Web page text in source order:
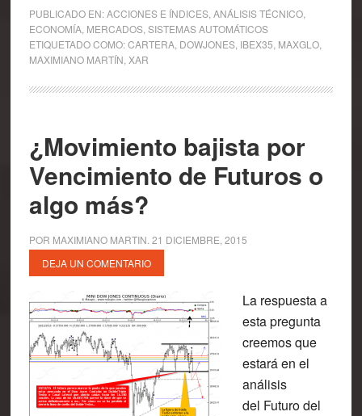
PUBLICADO EN:ACCIONES E ÍNDICES, ANÁLISIS TÉCNICO,
ECONOMÍA, MERCADOS, SISTEMAS AUTOMÁTICOS
ETIQUETADO COMO:CARTERA, DOWJONES, IBEX35 MAXGLO,
MAXIMIANO MARTÍN XAR
¿Movimiento bajista por
Vencimiento de Futuros o
algo más?
POR MAXIMIANO MARTIN 21 DICIEMBRE, 2015
DEJA UN COMENTARIO
La respuesta a
esta pregunta
creemos que
estará en el
análisis
del Futuro del